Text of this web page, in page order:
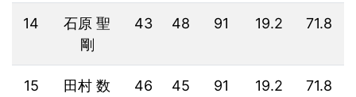
14
石原 聖
剛
43 48 91 19.2 71.8
15
田村 数
46 45 91 19.2 71.8